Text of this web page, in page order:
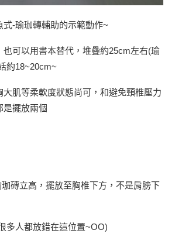
-瑜珈轉輔助的示範動作~
也可以用書本替代，堆疊約25cm左右(瑜
約18~20cm~
肌等柔軟度狀態尚可，和避免頸椎壓力
是擺放兩個
磚立高，擺放至胸椎下方，不是肩膀下
多人都放錯在這位置~OO)